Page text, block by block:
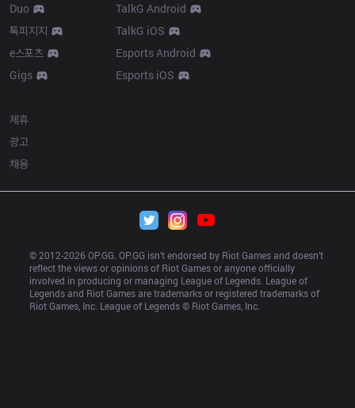
Duo
톡피지지
e스포츠
Gigs
TalkG Android
TalkG iOS
Esports Android
Esports iOS
제휴
광고
채용
© 2012-2026 OP.GG. OP.GG isn’t endorsed by Riot Games and doesn’t
reflect the views or opinions of Riot Games or anyone officially
involved in producing or managing League of Legends. League of
Legends and Riot Games are trademarks or registered trademarks of
Riot Games, Inc. League of Legends © Riot Games, Inc.